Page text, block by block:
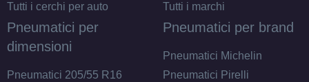
Tutti i cerchi per auto
Tutti i marchi
Pneumatici per
dimensioni
Pneumatici 205/55 R16
Pneumatici per brand
Pneumatici Michelin
Pneumatici Pirelli